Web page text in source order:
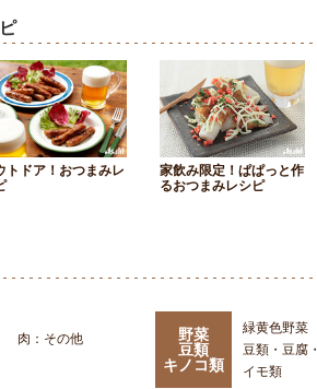
トドア！おつまみレ
家飲み限定！ぱぱっと作
るおつまみレシピ
肉：その他
野菜
豆類
キノコ類
緑黄色野菜
豆類・豆腐
イモ類